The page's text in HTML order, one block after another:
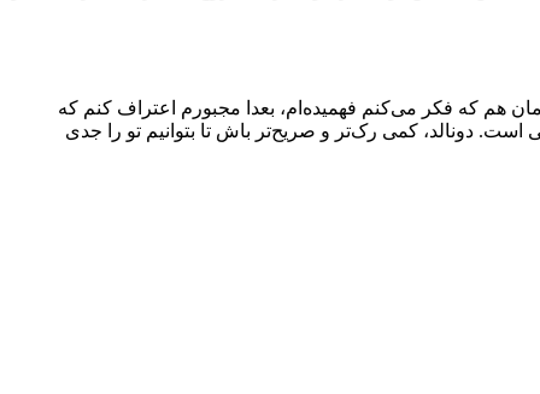
هم که فکر می‌کنم فهمیده‌ام، بعدا مجبورم اعتراف کنم که
دونالد، کمی رک‌تر و صریح‌تر باش تا بتوانیم تو را جدی